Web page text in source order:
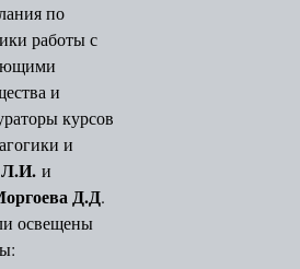
Предметные
Конкурсы
по
работы с
и
курсов
и
Л.И. и
Д.Д.
освещены